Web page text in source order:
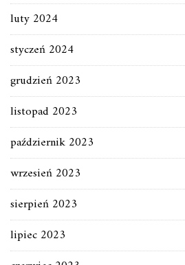
luty 2024
styczeń 2024
grudzień 2023
listopad 2023
październik 2023
wrzesień 2023
sierpień 2023
lipiec 2023